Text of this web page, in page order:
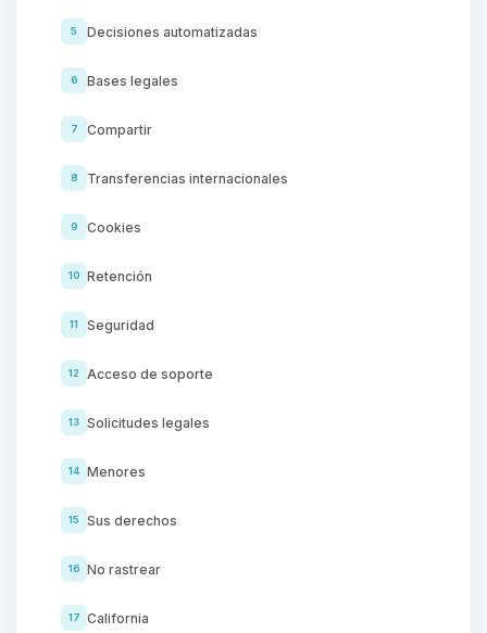
5 Decisiones automatizadas
6 Bases legales
7 Compartir
8 Transferencias internacionales
9 Cookies
10 Retención
11 Seguridad
12 Acceso de soporte
13 Solicitudes legales
14 Menores
15 Sus derechos
16 No rastrear
17 California